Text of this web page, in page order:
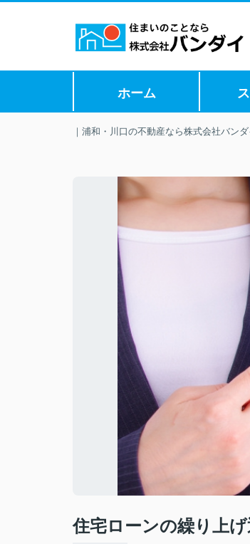
ホーム
｜浦和・川口の不動産なら株式会社バンダ
住宅ローンの繰り上